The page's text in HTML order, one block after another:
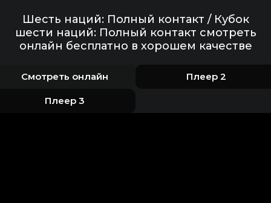
Шесть наций: Полный контакт / Кубок
шести наций: Полный контакт смотреть
онлайн бесплатно в хорошем качестве
Смотреть онлайн Плеер 2
Плеер 3